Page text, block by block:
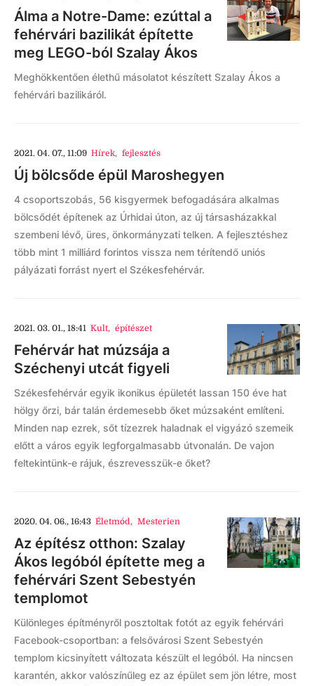
Álma a Notre-Dame: ezúttal a
fehérvári bazilikát építette
meg LEGO-ból Szalay Ákos
Meghökkentően élethű másolatot készített Szalay Ákos a
fehérvári bazilikáról.
2021. 04. 07., 11:09 Hírek, fejlesztés
Új bölcsőde épül Maroshegyen
4 csoportszobás, 56 kisgyermek befogadására alkalmas
bölcsődét építenek az Úrhidai úton, az új társasházakkal
szembeni lévő, üres, önkormányzati telken. A fejlesztéshez
több mint 1 milliárd forintos vissza nem térítendő uniós
pályázati forrást nyert el Székesfehérvár.
2021. 03. 01., 18:41 Kult, építészet
Fehérvár hat múzsája a
Széchenyi utcát figyeli
Székesfehérvár egyik ikonikus épületét lassan 150 éve hat
hölgy őrzi, bár talán érdemesebb őket múzsaként említeni.
Minden nap ezrek, sőt tízezrek haladnak el vigyázó szemeik
előtt a város egyik legforgalmasabb útvonalán. De vajon
feltekintünk-e rájuk, észrevesszük-e őket?
2020. 04. 06., 16:43 Életmód, Mesterien
Az építész otthon: Szalay
Ákos legóból építette meg a
fehérvári Szent Sebestyén
templomot
Különleges építményről posztoltak fotót az egyik fehérvári
Facebook-csoportban: a felsővárosi Szent Sebestyén
templom kicsinyített változata készült el legóból. Ha nincsen
karantén, akkor valószínűleg ez az épület sem jön létre, most